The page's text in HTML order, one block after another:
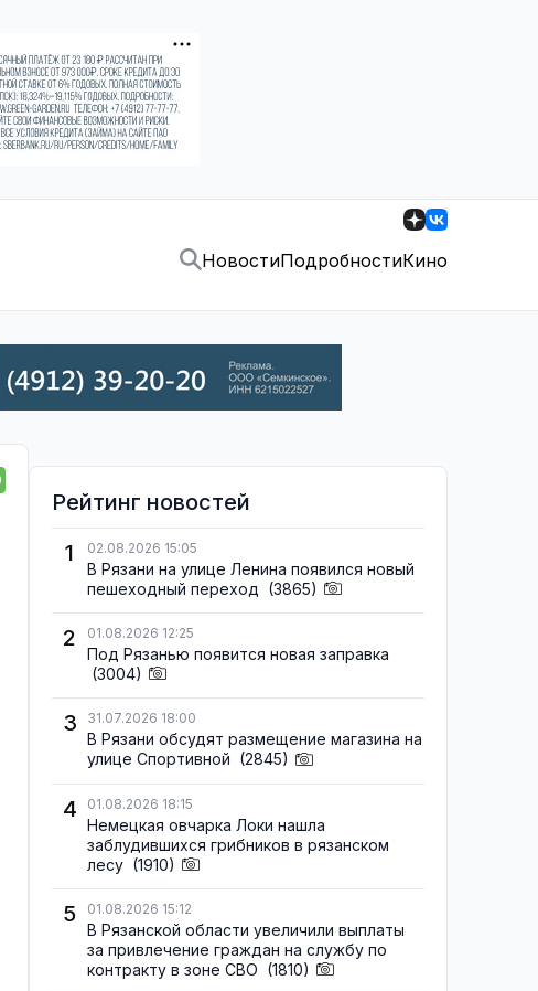
НовостиПодробностиКино
Рейтинг новостей
1
02.08.2026 15:05
В Рязани на улице Ленина появился новый
пешеходный переход (3865)
2 01.08.2026 12:25
Под Рязанью появится новая заправка
(3004)
3 31.07.2026 18:00
В Рязани обсудят размещение магазина на
улице Спортивной (2845)
4 01.08.2026 18:15
Немецкая овчарка Локи нашла
заблудившихся грибников в рязанском
лесу (1910)
5 01.08.2026 15:12
В Рязанской области увеличили выплаты
за привлечение граждан на службу по
контракту в зоне СВО (1810)